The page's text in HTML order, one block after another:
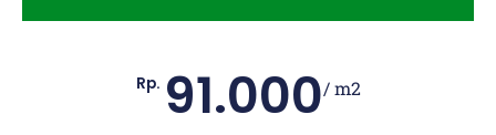
Rp. 91.000/ m2